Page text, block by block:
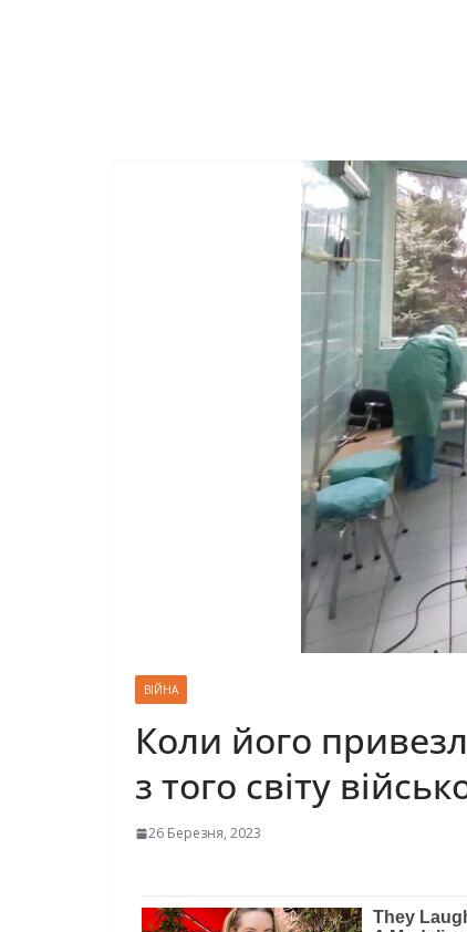
ВІЙНА
Коли його
з того світу
26 Березня, 2023